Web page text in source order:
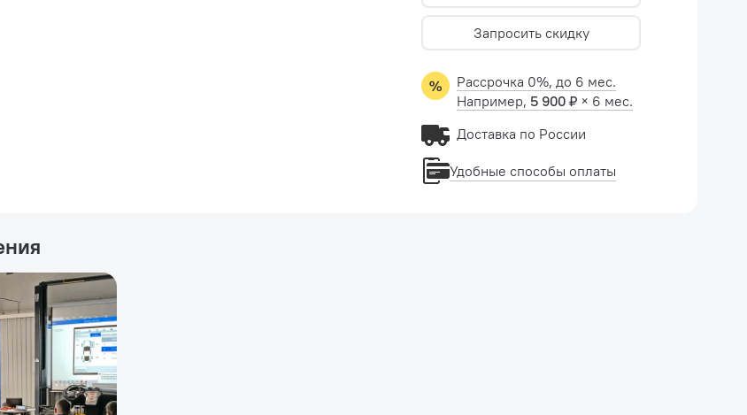
Запросить скидку
Рассрочка 0%, до 6 мес.
Например, 5 900 ₽ × 6 мес.
Доставка по России
Удобные способы оплаты